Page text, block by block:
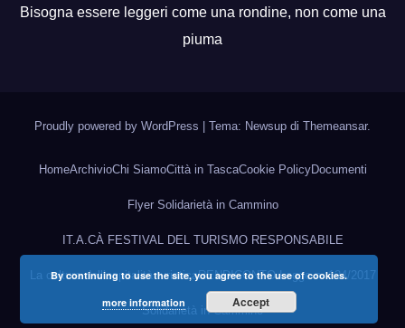
Bisogna essere leggeri come una rondine, non come una
piuma
Proudly powered by WordPress Tema: Newsup di Themeansar.
HomeArchivioChi SiamoCittà in TascaCookie PolicyDocumenti
Flyer Solidarietà in Cammino
IT.A.CÀ FESTIVAL DEL TURISMO RESPONSABILE
La cultura dell’ospitalità turisticaRENDICONTO Legge n. 124/2017
Solidarietà in Cammino
By continuing to use the site, you agree to the use of cookies.
more information
Accept